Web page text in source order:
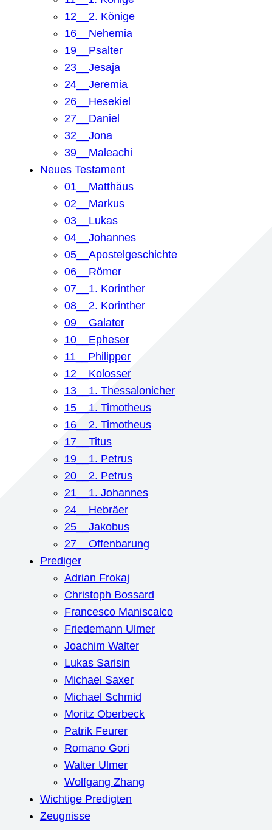
12__2. Könige
16__Nehemia
19__Psalter
23__Jesaja
24__Jeremia
26__Hesekiel
27__Daniel
32__Jona
39__Maleachi
Neues Testament
01__Matthäus
02__Markus
03__Lukas
04__Johannes
05__Apostelgeschichte
06__Römer
07__1. Korinther
08__2. Korinther
09__Galater
10__Epheser
11__Philipper
12__Kolosser
13__1. Thessalonicher
15__1. Timotheus
16__2. Timotheus
17__Titus
19__1. Petrus
20__2. Petrus
21__1. Johannes
24__Hebräer
25__Jakobus
27__Offenbarung
Prediger
Adrian Frokaj
Christoph Bossard
Francesco Maniscalco
Friedemann Ulmer
Joachim Walter
Lukas Sarisin
Michael Saxer
Michael Schmid
Moritz Oberbeck
Patrik Feurer
Romano Gori
Walter Ulmer
Wolfgang Zhang
Wichtige Predigten
Zeugnisse